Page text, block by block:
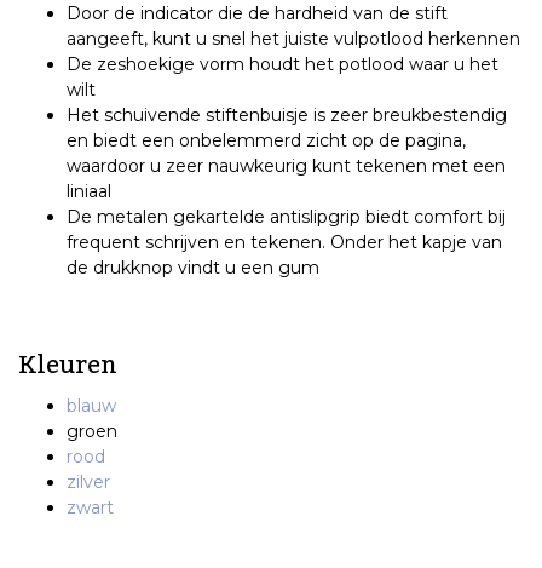
Door de indicator die de hardheid van de stift
aangeeft, kunt u snel het juiste vulpotlood herkennen
De zeshoekige vorm houdt het potlood waar u het
wilt
Het schuivende stiftenbuisje is zeer breukbestendig
en biedt een onbelemmerd zicht op de pagina,
waardoor u zeer nauwkeurig kunt tekenen met een
liniaal
De metalen gekartelde antislipgrip biedt comfort bij
frequent schrijven en tekenen. Onder het kapje van
de drukknop vindt u een gum
Kleuren
blauw
groen
rood
zilver
zwart